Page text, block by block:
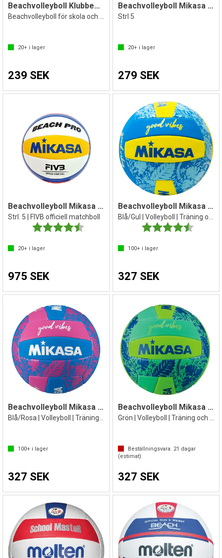
Beachvolleyboll Klubben Soft Fairtrade
20+ i lager
239 SEK
Beachvolleyboll Mikasa Beach Classic
Strl 5
20+i lager
279 SEK
Beachvolleyboll Mikasa Beach PRO BV550C
Strl. 5 | FIVB officiell matchboll
Betyg:
4.9 utav 5 stjärnor
20+ i lager
975 SEK
Beachvolleyboll Mikasa Good Vibes
Betyg:
100+i lager
327 SEK
Beachvolleyboll Mikasa Good Vibes
Blå/Rosa | Volleyboll | Träning och lek
100+ i lager
327 SEK
Beachvolleyboll Mikasa Good Vibes
Grön | Volleyboll | Träning och lek
Beställningsvara. 21 dagar
(estimat)
327 SEK